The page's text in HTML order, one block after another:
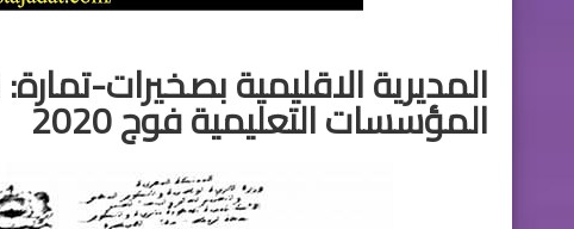
المديرية الاقليمية بصخيرات-
المؤسسات التعليمية فوج 2020